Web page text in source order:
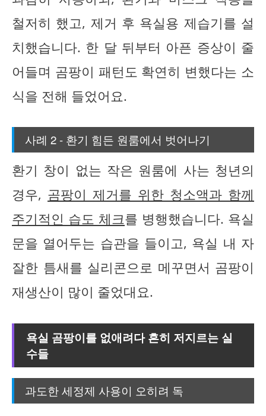
철저히 했고, 제거 후 욕실용 제습기를 설
치했습니다. 한 달 뒤부터 아픈 증상이 줄
어들며 곰팡이 패턴도 확연히 변했다는 소
식을 전해 들었어요.
사례 2 - 환기 힘든 원룸에서 벗어나기
환기 창이 없는 작은 원룸에 사는 청년의
경우, 곰팡이 제거를 위한 청소액과 함께
주기적인 습도 체크를 병행했습니다. 욕실
문을 열어두는 습관을 들이고, 욕실 내 자
잘한 틈새를 실리콘으로 메꾸면서 곰팡이
재생산이 많이 줄었대요.
욕실 곰팡이를 없애려다 흔히 저지르는 실
수들
과도한 세정제 사용이 오히려 독